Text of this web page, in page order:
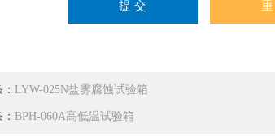
LYW-025N盐雾腐蚀试验箱
BPH-060A高低温试验箱